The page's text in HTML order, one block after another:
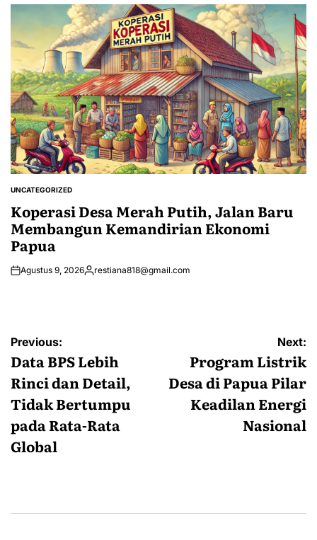
POSTED
UNCATEGORIZED
Koperasi Desa Merah Putih, Jalan Baru
Membangun Kemandirian Ekonomi
Papua
Agustus 9, 2026Posted
restiana818@gmail.com
Navigasi
pos
Previous:
Data BPS Lebih
Rinci dan Detail,
Tidak Bertumpu
pada Rata-Rata
Global
Next:
Program Listrik
Desa di Papua Pilar
Keadilan Energi
Nasional